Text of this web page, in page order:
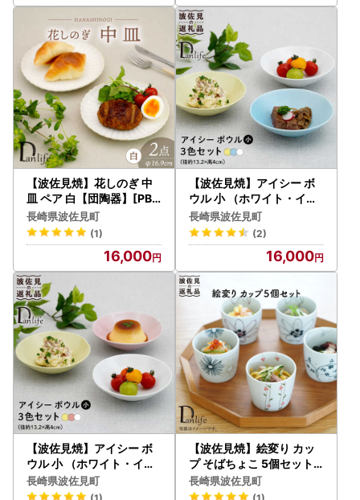
【波佐見焼】花しのぎ 中
皿 ペア 白【団陶器】[PB1
75]
長崎県波佐見町
(1)
16,000
【波佐見焼】アイシー ボ
ウル 小 （ホワイト・イエ
ロー・ブルー） 3点セット
食器 皿 【団陶器】 [PB112
] 波佐見焼
長崎県波佐見町
(2)
16,000
【波佐見焼】アイシー ボ
ウル 小 （ホワイト・イエ
ロー・ピンク） 3点セット
食器 皿 【団陶器】 [PB111
長崎県波佐見町
【波佐見焼】絵変り カッ
プ そばちょこ 5個セット
食器 皿 【団陶器】 [PB33
] 波佐見焼
長崎県波佐見町